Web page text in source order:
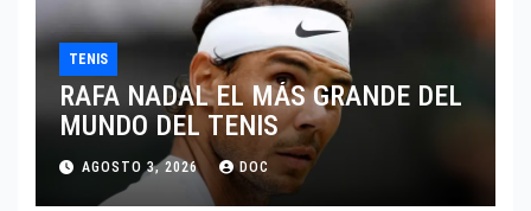
TENIS
RAFA NADAL EL MÁS GRANDE DEL
MUNDO DEL TENIS
AGOSTO 3, 2026 DOC